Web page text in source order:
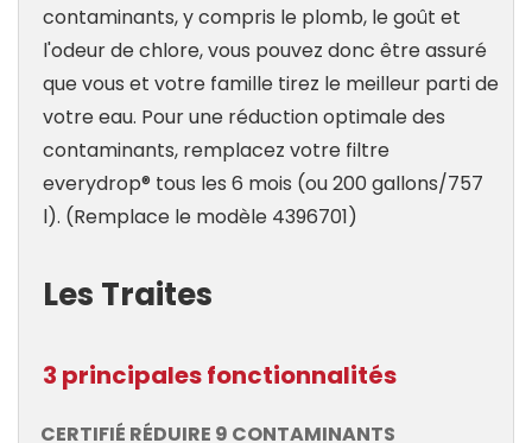
contaminants, y compris le plomb, le goût et
l'odeur de chlore, vous pouvez donc être assuré
que vous et votre famille tirez le meilleur parti de
votre eau. Pour une réduction optimale des
contaminants, remplacez votre filtre
everydrop® tous les 6 mois (ou 200 gallons/757
l). (Remplace le modèle 4396701)
Les Traites
3 principales fonctionnalités
CERTIFIÉ RÉDUIRE 9 CONTAMINANTS